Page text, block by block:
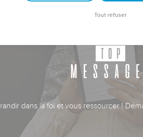
dans la foi et vous ressourcer !
Tout refuser